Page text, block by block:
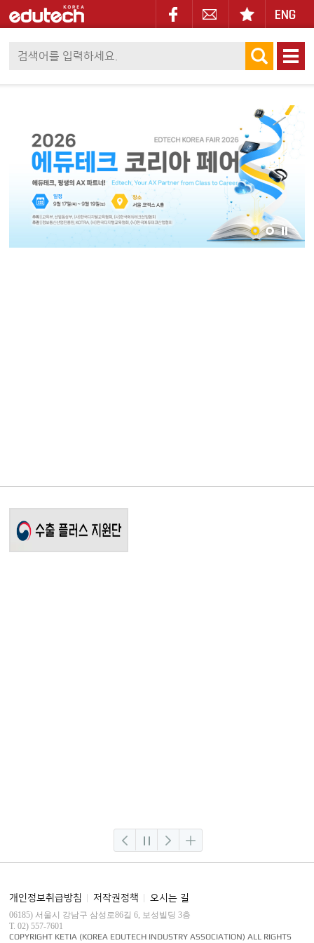
개인정보취급방침 │저작권정책 │오시는 길
06185) 서울시 강남구 삼성로86길 6, 보성빌딩 3층
T. 02) 557-7601
COPYRIGHT KETIA (KOREA EDUTECH INDUSTRY ASSOCIATION) ALL RIGHTS